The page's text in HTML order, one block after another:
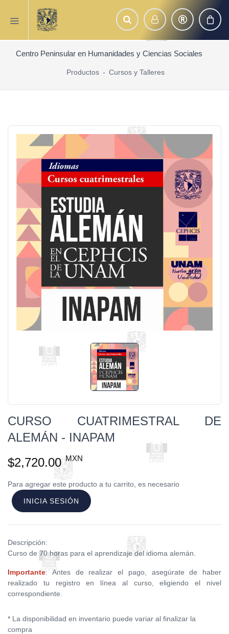
Centro Peninsular en Humanidades y Ciencias Sociales
Productos Cursos y Talleres
CURSO CUATRIMESTRAL DE
ALEMÁN - INAPAM
$2,720.00 MXN
Para agregar este producto a tu carrito, es necesario
INICIA SESIÓN
Descripción:
Curso de 70 horas para el aprendizaje del idioma alemán.
Importante: Antes de realizar el pago, asegúrate de haber
realizado tu registro en línea al curso, eligiendo el nivel
correspondiente.
* La disponibilidad en inventario puede variar al finalizar la
compra